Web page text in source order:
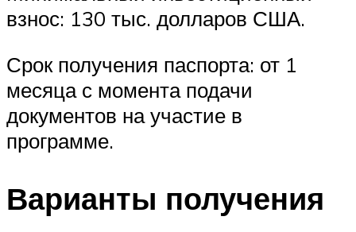
взнос: 130 тыс. долларов США.
Срок получения паспорта: от 1
месяца с момента подачи
документов на участие в
программе.
Варианты получения